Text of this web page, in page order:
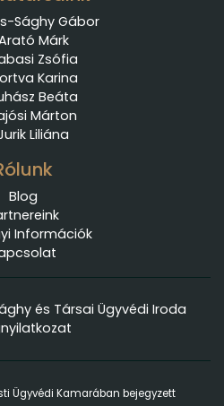
Sághy Gábor
Márk
Zsófia
Karina
Beáta
Márton
Liliána
Blog
Információk
és Társai Ügyvédi Iroda
Ügyvédi Kamarában bejegyzett